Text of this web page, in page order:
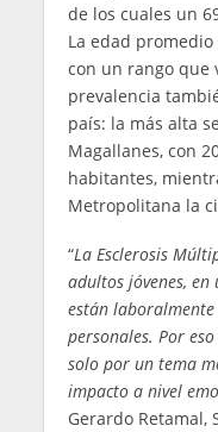
de los cuales un
La edad
con un rango que
prevalencia
país: la más alta
Magallanes, con
habitantes,
Metropolitana la
“La Esclerosis
adultos jóvenes,
están laboralmente
personales. Por
solo por un tema
impacto a nivel
Gerardo Retamal,